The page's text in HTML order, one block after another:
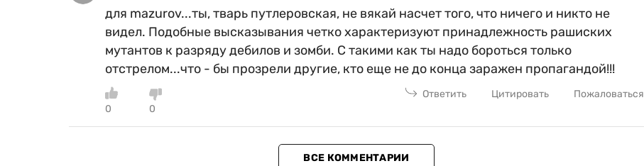
для mazurov...ты, тварь путлеровская, не вякай насчет того, что ничего и никто не
видел. Подобные высказывания четко характеризуют принадлежность рашиских
мутантов к разряду дебилов и зомби. С такими как ты надо бороться только
отстрелом...что - бы прозрели другие, кто еще не до конца заражен пропагандой!!!
0 0
Ответить Цитировать Пожаловаться
ВСЕ КОММЕНТАРИИ